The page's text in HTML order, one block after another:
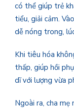
có thể giúp trẻ
tiểu, giải cảm.
dễ nóng trong,
Khi tiêu hóa
thấp, giúp hồi
dĩ với lượng vừa
Ngoài ra, cha